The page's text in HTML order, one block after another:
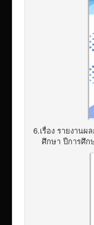
6.เรื่อง รายงานผ
ศึกษา ปีการศึก